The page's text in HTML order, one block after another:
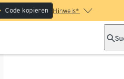
Code kopieren Hinweis*